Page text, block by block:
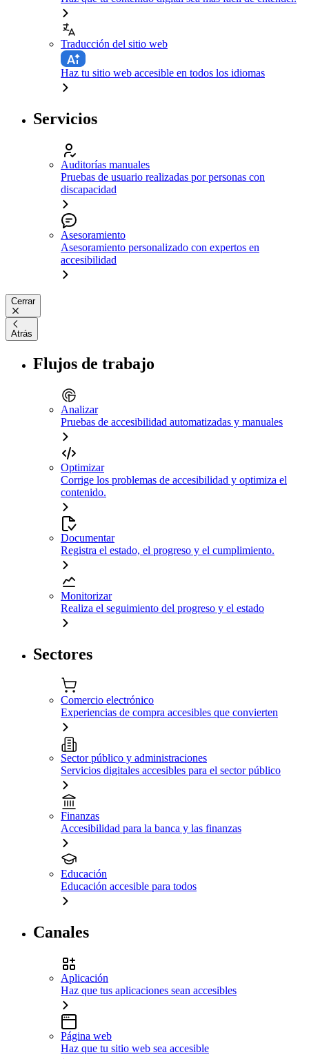
Traducción del sitio web
Haz tu sitio web accesible en todos los idiomas
Servicios
Auditorías manuales
Pruebas de usuario realizadas por personas con
discapacidad
Asesoramiento
Asesoramiento personalizado con expertos en
accesibilidad
Cerrar
Atrás
Flujos de trabajo
Analizar
Pruebas de accesibilidad automatizadas y manuales
Optimizar
Corrige los problemas de accesibilidad y optimiza el
contenido.
Documentar
Registra el estado, el progreso y el cumplimiento.
Monitorizar
Realiza el seguimiento del progreso y el estado
Sectores
Comercio electrónico
Experiencias de compra accesibles que convierten
Sector público y administraciones
Servicios digitales accesibles para el sector público
Finanzas
Accesibilidad para la banca y las finanzas
Educación
Educación accesible para todos
Canales
Aplicación
Haz que tus aplicaciones sean accesibles
Página web
Haz que tu sitio web sea accesible